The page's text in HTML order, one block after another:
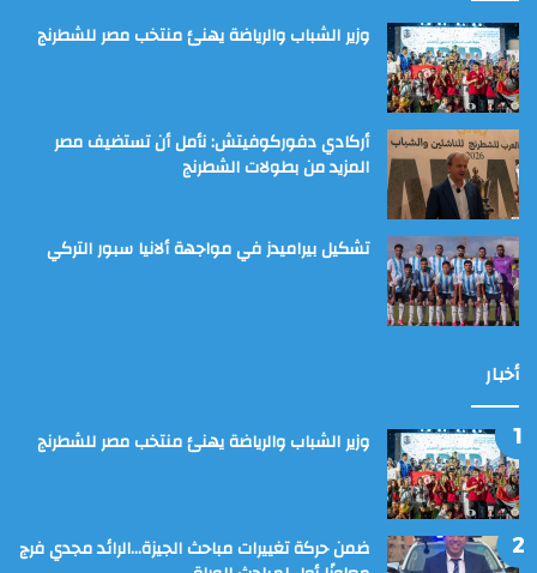
وزير الشباب والرياضة يهنئ منتخب مصر للشطرنج
أركادي دفوركوفيتش: نأمل أن تستضيف مصر
المزيد من بطولات الشطرنج
تشكيل بيراميدز في مواجهة ألانيا سبور التركي
أخبار
وزير الشباب والرياضة يهنئ منتخب مصر للشطرنج
ضمن حركة تغييرات مباحث الجيزة…الرائد مجدي فرج